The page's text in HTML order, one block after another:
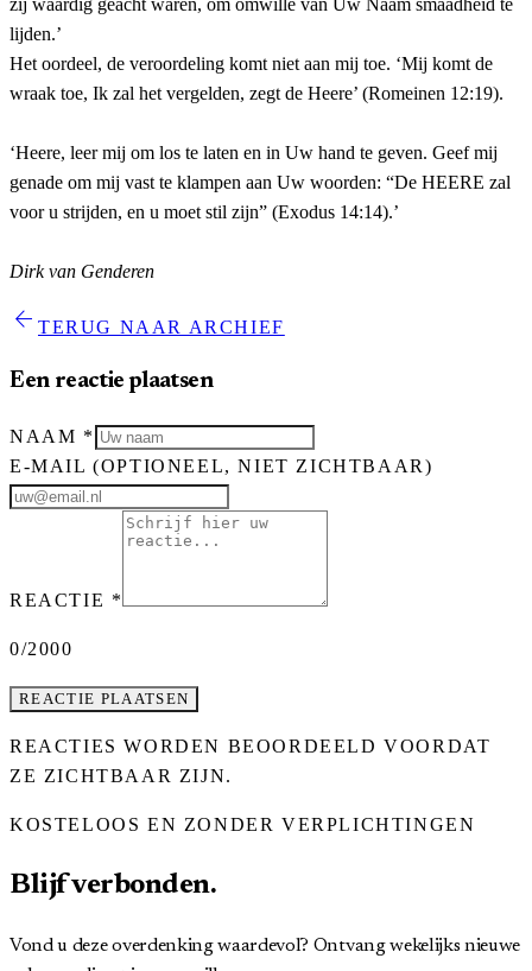
zij waardig geacht waren, om omwille van Uw Naam smaadheid te
lijden.’
Het oordeel, de veroordeling komt niet aan mij toe. ‘Mij komt de
wraak toe, Ik zal het vergelden, zegt de Heere’ (Romeinen 12:19).
‘Heere, leer mij om los te laten en in Uw hand te geven. Geef mij
genade om mij vast te klampen aan Uw woorden: “De HEERE zal
voor u strijden, en u moet stil zijn” (Exodus 14:14).’
Dirk van Genderen
arrow_back TERUG NAAR ARCHIEF
Een reactie plaatsen
NAAM *
E-MAIL(OPTIONEEL, NIET ZICHTBAAR)
REACTIE *
0/2000
REACTIE PLAATSEN
REACTIES WORDEN BEOORDEELD VOORDAT
ZE ZICHTBAAR ZIJN.
KOSTELOOS EN ZONDER VERPLICHTINGEN
Blijf verbonden.
Vond u deze overdenking waardevol? Ontvang wekelijks nieuwe